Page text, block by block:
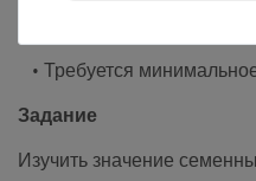
• Требуется
Задание
Изучить значение